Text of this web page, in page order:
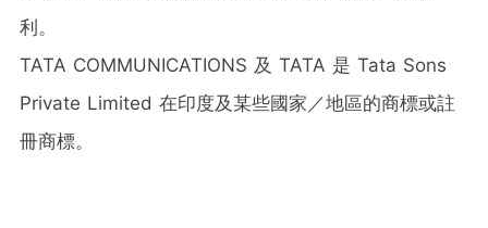
利。
TATA COMMUNICATIONS 及 TATA 是 Tata Sons
Private Limited 在印度及某些國家／地區的商標或註
冊商標。